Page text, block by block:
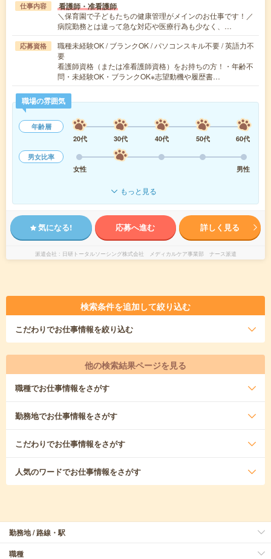
仕事内容 看護師・准看護師
＼保育園で子どもたちの健康管理がメインのお仕事です！／
病院勤務とは違って急な対応や医療行為も少なく、…
応募資格
職種未経験OK / ブランクOK / パソコンスキル不要 / 英語力不
要
看護師資格（または准看護師資格）をお持ちの方！・年齢不
問・未経験OK・ブランクOK※志望動機や履歴書…
職場の雰囲気
年齢層
20代
30代 40代 50代
60代
男女比率
女性
男性
もっと見る
気になる! 応募へ進む 詳しく見る
派遣会社 日研トータルソーシング株式会社 メディカルケア事業部 ナース派遣
検索条件を追加して絞り込む
こだわりでお仕事情報を絞り込む
他の検索結果ページを見る
職種でお仕事情報をさがす
勤務地でお仕事情報をさがす
こだわりでお仕事情報をさがす
人気のワードでお仕事情報をさがす
勤務地 / 路線・駅
職種